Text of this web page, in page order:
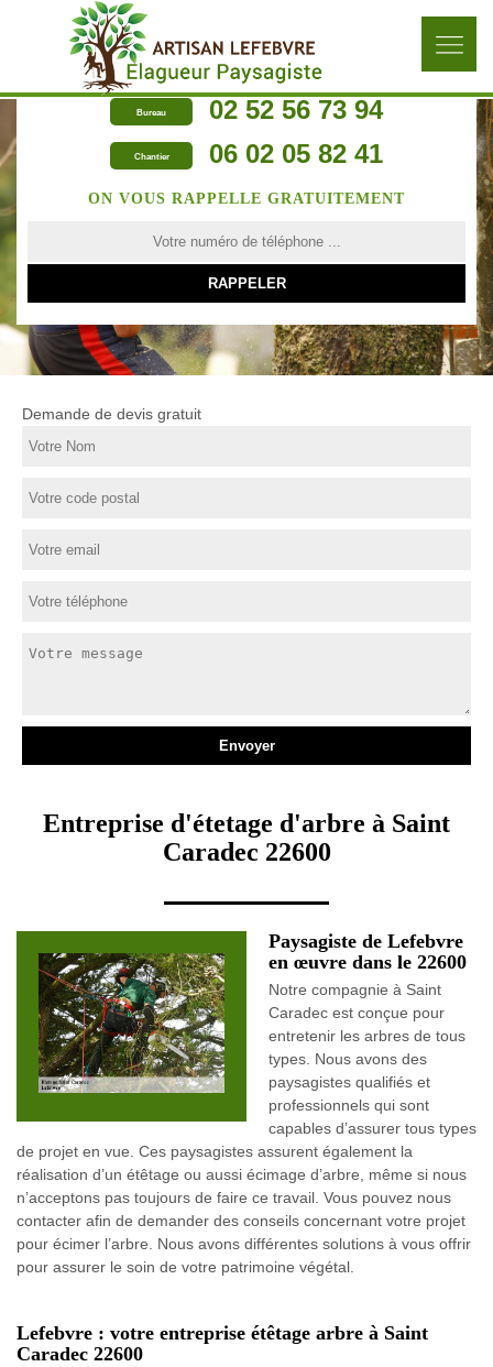
Bureau 02 52 56 73 94
Chantier 06 02 05 82 41
ON VOUS RAPPELLE GRATUITEMENT
Demande de devis gratuit
Entreprise d'étetage d'arbre à Saint
Caradec 22600
Paysagiste de Lefebvre
en œuvre dans le 22600
Notre compagnie à Saint
Caradec est conçue pour
entretenir les arbres de tous
types. Nous avons des
paysagistes qualifiés et
professionnels qui sont
capables d’assurer tous types
de projet en vue. Ces paysagistes assurent également la
réalisation d’un étêtage ou aussi écimage d’arbre, même si nous
n’acceptons pas toujours de faire ce travail. Vous pouvez nous
contacter afin de demander des conseils concernant votre projet
pour écimer l’arbre. Nous avons différentes solutions à vous offrir
pour assurer le soin de votre patrimoine végétal.
Lefebvre : votre entreprise étêtage arbre à Saint
Caradec 22600